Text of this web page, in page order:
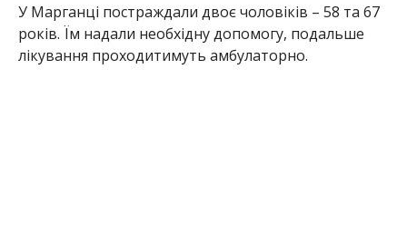
У Марганці постраждали двоє чоловіків – 58 та 67
років. Їм надали необхідну допомогу, подальше
лікування проходитимуть амбулаторно.